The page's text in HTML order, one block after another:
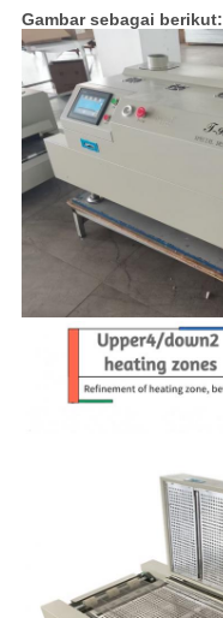
Gambar sebagai berikut: